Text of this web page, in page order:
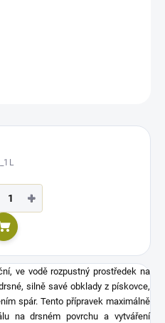
+
Do košíku
ve vodě rozpustný prostředek na
silně savé obklady z pískovce,
spár. Tento přípravek maximálně
na drsném povrchu a vytváření